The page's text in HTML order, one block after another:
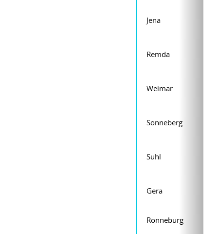
Jena
Remda
Weimar
Sonneberg
Suhl
Gera
Ronneburg